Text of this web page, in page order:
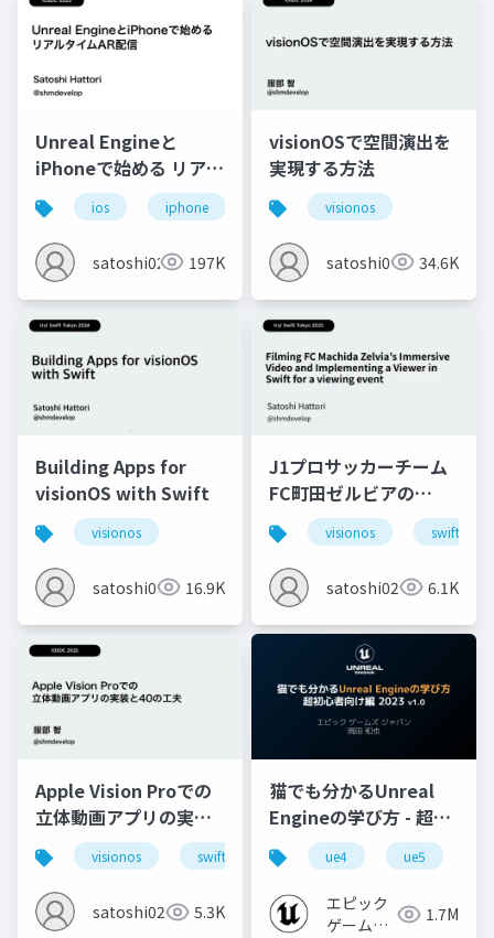
Unreal Engineと
iPhoneで始める リアル
タイムAR配信
ios iphone swift unreal engine
satoshi0212 197K
visionOSで空間演出を
実現する方法
visionos
satoshi0212 34.6K
Building Apps for
visionOS with Swift
visionos
satoshi0212 16.9K
J1プロサッカーチーム
FC町田ゼルビアの
Immersive動画を撮影
しSwiftでViewerを実
装し体験会実施した
visionos swift
satoshi0212 6.1K
Apple Vision Proでの
立体動画アプリの実装
と40の工夫
visionos swift
satoshi0212 5.3K
猫でも分かるUnreal
Engineの学び方 - 超初
心者向け編 - 2023 v1.0
ue4 ue5
エピック
ゲームズ
1.7M